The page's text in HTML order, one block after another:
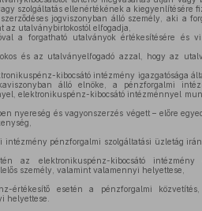
szolgáltatás ellenértékének a kiegyenlítésére
jogviszonyban álló személy, aki a
utalványbirtokostól elfogadja,
a forgatható utalványok értékesítésére és
és az utalványelfogadó azzal, hogy az
kibocsátó intézmény igazgatósága
álló elnöke, a pénzforgalmi
elektronikuspénz-kibocsátó intézménnyel
nyereség és vagyonszerzés végett – előre
pénzforgalmi szolgáltatási üzletág
az elektronikuspénz-kibocsátó intézmény
személy, valamint valamennyi helyettese,
értékesítő esetén a pénzforgalmi
helyettese.